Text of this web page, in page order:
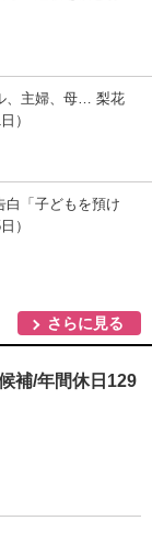
、主婦、母… 梨花
）
白「子どもを預け
）
さらに見る
補/年間休日129